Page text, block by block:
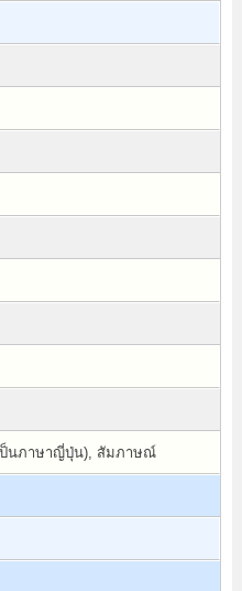
ป็นภาษาญี่ปุ่น), สัมภาษณ์